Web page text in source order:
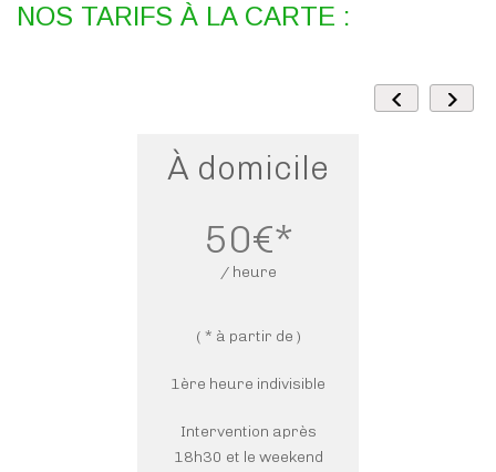
NOS TARIFS À LA CARTE :
À domicile
50€*
/ heure
( * à partir de )
1ère heure indivisible
Intervention après
18h30 et le weekend